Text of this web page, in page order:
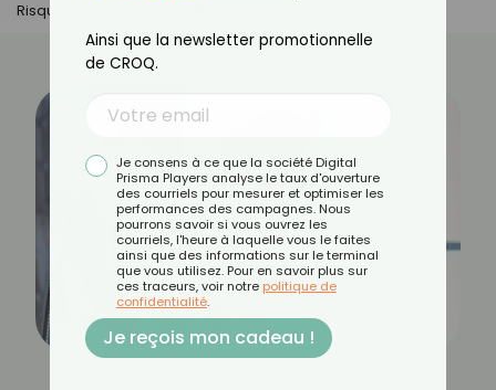
Risques Pour Votre Digestion
Ainsi que la newsletter promotionnelle
de CROQ.
Je consens à ce que la société Digital
Prisma Players analyse le taux d'ouverture
des courriels pour mesurer et optimiser les
performances des campagnes. Nous
pourrons savoir si vous ouvrez les
courriels, l'heure à laquelle vous le faites
ainsi que des informations sur le terminal
que vous utilisez. Pour en savoir plus sur
ces traceurs, voir notre politique de
confidentialité.
Je reçois mon cadeau !